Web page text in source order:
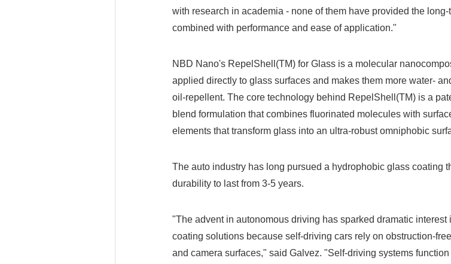
with research in academia - none of them have provided the long-
combined with performance and ease of application."
NBD Nano's RepelShell(TM) for Glass is a molecular
applied directly to glass surfaces and makes them more water-
oil-repellent. The core technology behind RepelShell(TM) is a
blend formulation that combines fluorinated molecules with
elements that transform glass into an ultra-robust omniphobic
The auto industry has long pursued a hydrophobic glass coating
durability to last from 3-5 years.
"The advent in autonomous driving has sparked dramatic interest
coating solutions because self-driving cars rely on obstruction-
and camera surfaces," said Galvez. "Self-driving systems